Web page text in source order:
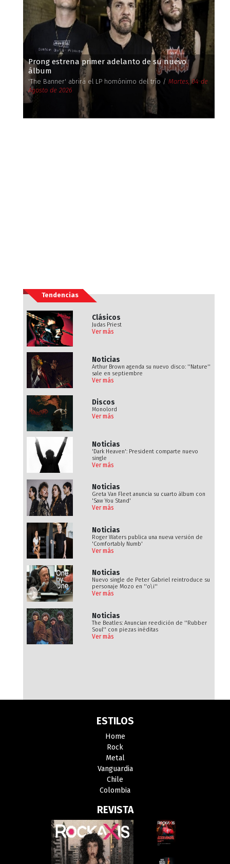
Prong estrena primer adelanto de su nuevo
álbum
'The Banner' abrirá el LP homónimo del trío / Martes, 04 de
Agosto de 2026
Tendencias
Clásicos
Judas Priest
Ver más
Noticias
Arthur Brown agenda su nuevo disco: ''Nature''
sale en septiembre
Ver más
Discos
Monolord
Ver más
Noticias
'Dark Heaven': President comparte nuevo
single
Ver más
Noticias
Greta Van Fleet anuncia su cuarto álbum con
'Saw You Stand'
Ver más
Noticias
Roger Waters publica una nueva versión de
'Comfortably Numb'
Ver más
Noticias
Nuevo single de Peter Gabriel reintroduce su
personaje Mozo en ''o\i''
Ver más
Noticias
The Beatles: Anuncian reedición de ''Rubber
Soul'' con piezas inéditas
Ver más
ESTILOS
Home
Rock
Metal
Vanguardia
Chile
Colombia
REVISTA